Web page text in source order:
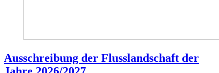
Ausschreibung der Flusslandschaft der